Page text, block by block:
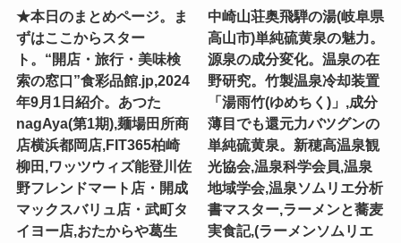
★本日のまとめページ。ま
ずはここからスター
ト。“開店・旅行・美味検
索の窓口”食彩品館.jp,2024
年9月1日紹介。あつた
nagAya(第1期),麺場田所商
店横浜都岡店,FIT365柏崎
柳田,ワッツウィズ能登川佐
野フレンドマート店・開成
マックスバリュ店・武町タ
イヨー店,おたからや葛生
中崎山荘奥飛騨の湯(岐阜県
高山市)単純硫黄泉の魅力。
源泉の成分変化。温泉の在
野研究。竹製温泉冷却装置
「湯雨竹(ゆめちく)」,成分
薄目でも還元力バツグンの
単純硫黄泉。新穂高温泉観
光協会,温泉科学会員,温泉
地域学会,温泉ソムリエ分析
書マスター,ラーメンと蕎麦
実食記,(ラーメンソムリエ